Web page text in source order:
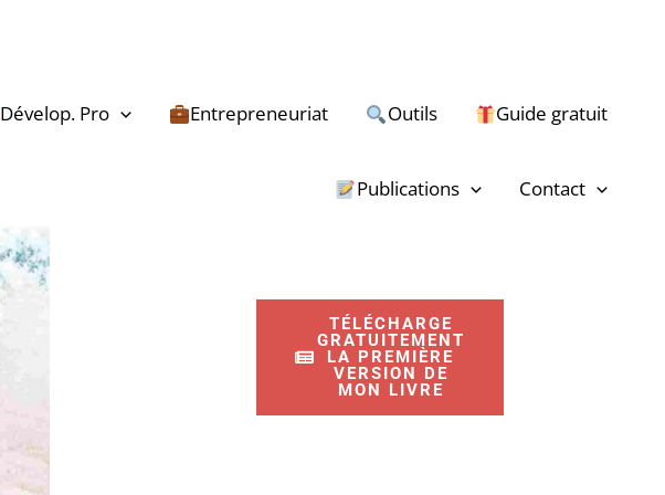
Dévelop. Pro Entrepreneuriat Outils Guide gratuit
Publications Contact
TÉLÉCHARGE
GRATUITEMENT
LA PREMIÈRE
VERSION DE
MON LIVRE